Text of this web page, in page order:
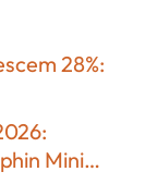
28%:
Mini…